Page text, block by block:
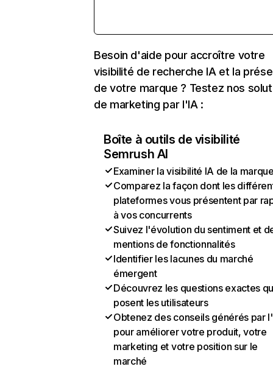
Besoin d'aide pour accroître votre
visibilité de recherche IA et la
de votre marque ? Testez nos
de marketing par l'IA :
Boîte à outils de visibilité
Semrush AI
Examiner la visibilité IA de la
Comparez la façon dont les
plateformes vous présentent par
à vos concurrents
Suivez l'évolution du sentiment et
mentions de fonctionnalités
Identifier les lacunes du marché
émergent
Découvrez les questions exactes
posent les utilisateurs
Obtenez des conseils générés par
pour améliorer votre produit, votre
marketing et votre position sur le
marché